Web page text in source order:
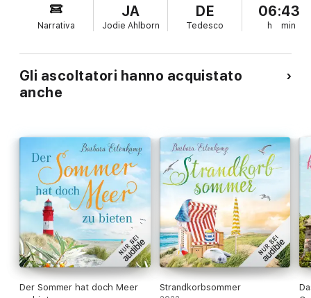
dänischen Familie. Und damit nicht genug: Auch der
sympathische Schreiner Jan Ole stellt Brittas bisheriges Leben
ganz schön auf den Kopf.
>> Diese ungekürzte Hörbuch-Fassung genießt du exklusiv nur
bei Audible.
Narrativa
JA
Jodie Ahlborn
DE
Tedesco
06:43
h min
Gli ascoltatori hanno acquistato
anche
Der Sommer hat doch Meer
Strandkorbsommer